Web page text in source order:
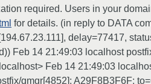
required. Users in your
for details. (in reply to DATA
delay=77417,
Feb 14 21:49:03 localhost
Feb 14 21:49:03
qmgr[4852]: A29F8B3F6F: